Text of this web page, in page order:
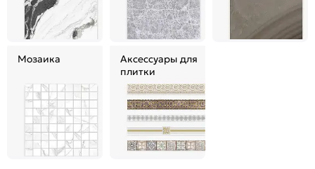
Мозаика
Аксессуары для
плитки